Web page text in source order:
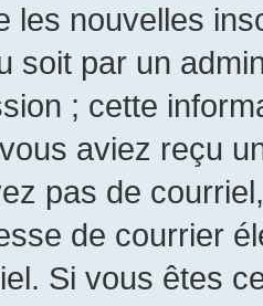
les nouvelles
soit par un
; cette
aviez reçu
pas de
de courrier
Si vous êtes